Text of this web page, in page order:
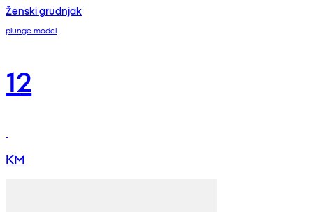
Ženski grudnjak
plunge model
12
KM